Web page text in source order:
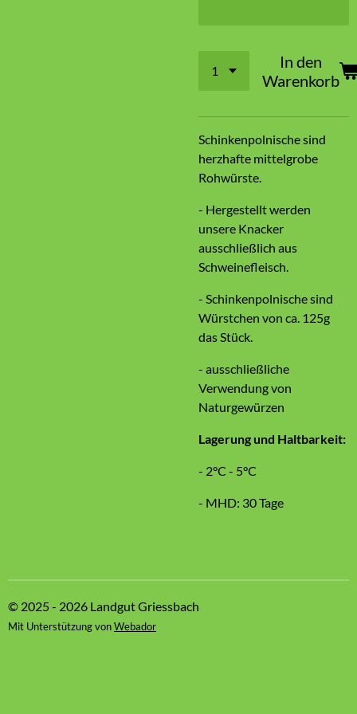
In den
Warenkorb
Schinkenpolnische sind
herzhafte mittelgrobe
Rohwürste.
- Hergestellt werden
unsere Knacker
ausschließlich aus
Schweinefleisch.
- Schinkenpolnische sind
Würstchen von ca. 125g
das Stück.
- ausschließliche
Verwendung von
Naturgewürzen
Lagerung und Haltbarkeit:
- 2°C - 5°C
- MHD: 30 Tage
© 2025 - 2026 Landgut Griessbach
Mit Unterstützung vonWebador